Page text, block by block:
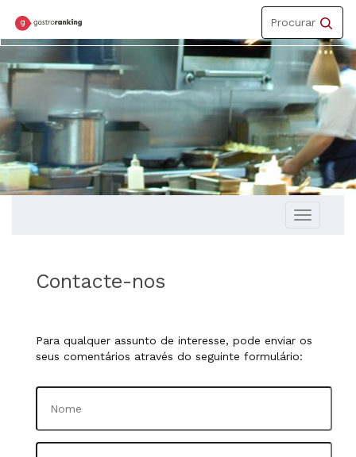
Toggle
navigation
Procurar
Toggle
navigation
Contacte-nos
Para qualquer assunto de interesse, pode enviar os
seus comentários através do seguinte formulário: